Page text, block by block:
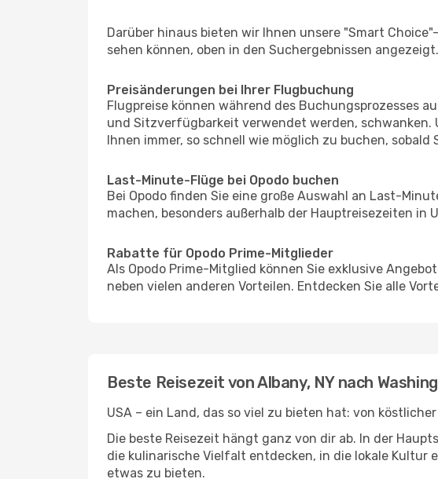
Darüber hinaus bieten wir Ihnen unsere "Smart
sehen können, oben in den Suchergebnissen angezeigt.
Preisänderungen bei Ihrer Flugbuchung
Flugpreise können während des Buchungsprozesses
und Sitzverfügbarkeit verwendet werden,
Ihnen immer, so schnell wie möglich zu buchen,
Last-Minute-Flüge bei Opodo buchen
Bei Opodo finden Sie eine große Auswahl an Last-
machen, besonders außerhalb der Hauptreisezeiten in
Rabatte für Opodo Prime-Mitglieder
Als Opodo Prime-Mitglied können Sie exklusive
neben vielen anderen Vorteilen. Entdecken Sie alle
Beste Reisezeit von Albany, NY nach
USA – ein Land, das so viel zu bieten hat: von
Die beste Reisezeit hängt ganz von dir ab. In der
die kulinarische Vielfalt entdecken, in die lokale
etwas zu bieten.